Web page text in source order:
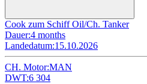
Cook zum Schiff Oil/Ch. Tanker
Dauer:4 months
Landedatum:15.10.2026
CH. Motor:MAN
DWT:6 304